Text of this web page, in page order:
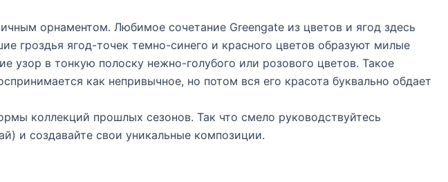
орнаментом. Любимое сочетание Greengate из цветов и ягод здесь
гроздья ягод-точек темно-синего и красного цветов образуют милые
узор в тонкую полоску нежно-голубого или розового цветов. Такое
как непривычное, но потом вся его красота буквально обдает
коллекций прошлых сезонов. Так что смело руководствуйтесь
и создавайте свои уникальные композиции.